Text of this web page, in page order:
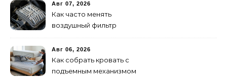
Авг 07, 2026
Как часто менять
воздушный фильтр
признаки износа
Авг 06, 2026
Как собрать кровать с
подъемным механизмом